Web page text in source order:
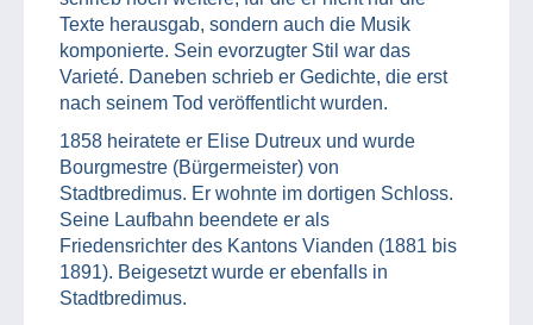
Texte herausgab, sondern auch die Musik
komponierte. Sein evorzugter Stil war das
Varieté. Daneben schrieb er Gedichte, die erst
nach seinem Tod veröffentlicht wurden.
1858 heiratete er Elise Dutreux und wurde
Bourgmestre (Bürgermeister) von
Stadtbredimus. Er wohnte im dortigen Schloss.
Seine Laufbahn beendete er als
Friedensrichter des Kantons Vianden (1881 bis
1891). Beigesetzt wurde er ebenfalls in
Stadtbredimus.